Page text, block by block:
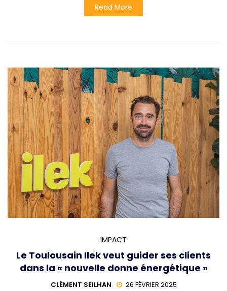
Read More
IMPACT
Le Toulousain Ilek veut guider ses clients
dans la « nouvelle donne énergétique »
CLÉMENT SEILHAN 26 FÉVRIER 2025